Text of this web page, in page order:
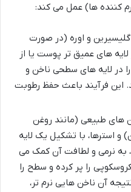
کننده ها) عمل می کند:
گلیسیرین و اوره (در صورت
های عمیق تر پوست یا از
در لایه های سطحی ناخن و
این فرآیند باعث حفظ رطوبت
های طبیعی (مانند روغن
و استرها، با تشکیل یک لایه
نرمی و لطافت آن کمک می
را پر کرده و سطح را
آن ناخن هایی نرم تر،